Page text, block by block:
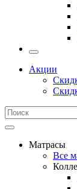
Акции
Матрасы
Все